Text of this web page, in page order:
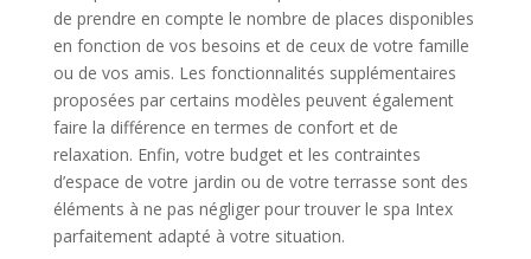
de prendre en compte le nombre de places disponibles
en fonction de vos besoins et de ceux de votre famille
ou de vos amis. Les fonctionnalités supplémentaires
proposées par certains modèles peuvent également
faire la différence en termes de confort et de
relaxation. Enfin, votre budget et les contraintes
d’espace de votre jardin ou de votre terrasse sont des
éléments à ne pas négliger pour trouver le spa Intex
parfaitement adapté à votre situation.